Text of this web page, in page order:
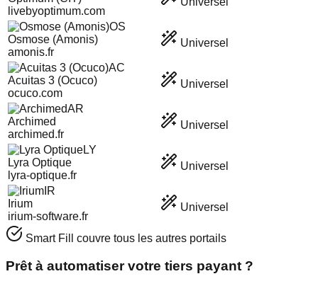
livebyoptimum.com
OS
Osmose (Amonis)
amonis.fr
Universel
AC
Acuitas 3 (Ocuco)
ocuco.com
Universel
AR
Archimed
archimed.fr
Universel
LY
Lyra Optique
lyra-optique.fr
Universel
IR
Irium
irium-software.fr
Universel
Smart Fill couvre tous les autres portails
Prêt à automatiser votre tiers payant ?